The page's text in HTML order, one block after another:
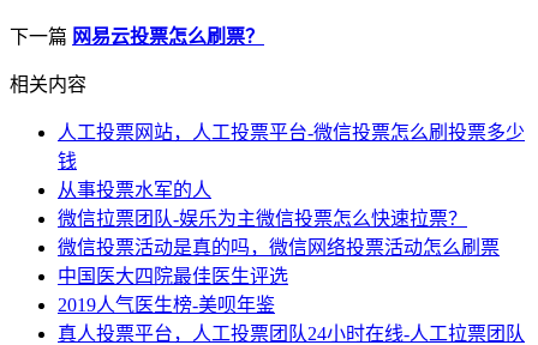
下一篇 网易云投票怎么刷票？
相关内容
人工投票网站，人工投票平台-微信投票怎么刷投票多少
钱
从事投票水军的人
微信拉票团队-娱乐为主微信投票怎么快速拉票？
微信投票活动是真的吗，微信网络投票活动怎么刷票
中国医大四院最佳医生评选
2019人气医生榜-美呗年鉴
真人投票平台，人工投票团队24小时在线-人工拉票团队